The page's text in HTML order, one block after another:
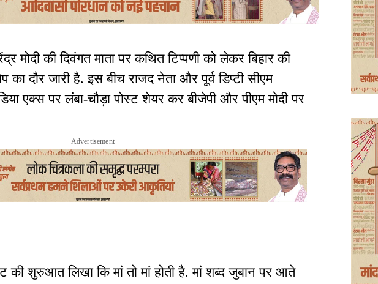
मोदी की दिवंगत माता पर कथित टिप्पणी को लेकर बिहार की
का दौर जारी है. इस बीच राजद नेता और पूर्व डिप्टी सीएम
एक्स पर लंबा-चौड़ा पोस्ट शेयर कर बीजेपी और पीएम मोदी पर
Advertisement
की शुरुआत लिखा कि मां तो मां होती है. मां शब्द जुबान पर आते